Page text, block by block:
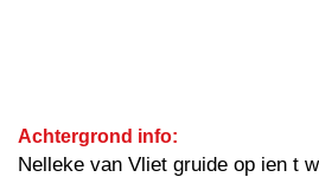
Achtergrond info:
Nelleke van Vliet gruide op ien t